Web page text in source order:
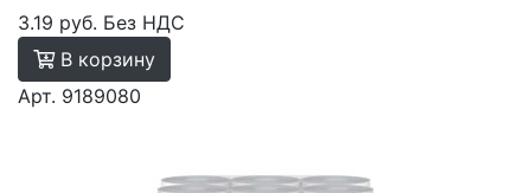
3.19 руб. Без НДС
В корзину
Арт. 9189080